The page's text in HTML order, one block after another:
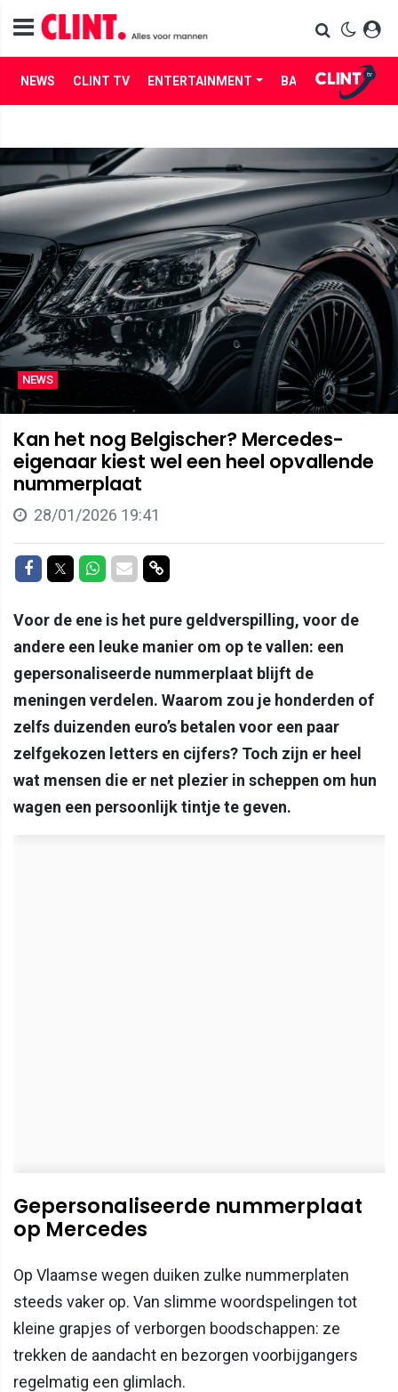
NEWS CLINT TV ENTERTAINMENT BABES LIFE
NEWS
Kan het nog Belgischer? Mercedes-
eigenaar kiest wel een heel opvallende
nummerplaat
28/01/2026 19:41
Delen op Facebook
Delen op Twitter
Delen op Whatsapp
Delen via Mail
Delen via link
Voor de ene is het pure geldverspilling, voor de
andere een leuke manier om op te vallen: een
gepersonaliseerde nummerplaat blijft de
meningen verdelen. Waarom zou je honderden of
zelfs duizenden euro’s betalen voor een paar
zelfgekozen letters en cijfers? Toch zijn er heel
wat mensen die er net plezier in scheppen om hun
wagen een persoonlijk tintje te geven.
Gepersonaliseerde nummerplaat
op Mercedes
Op Vlaamse wegen duiken zulke nummerplaten
steeds vaker op. Van slimme woordspelingen tot
kleine grapjes of verborgen boodschappen: ze
trekken de aandacht en bezorgen voorbijgangers
regelmatig een glimlach.